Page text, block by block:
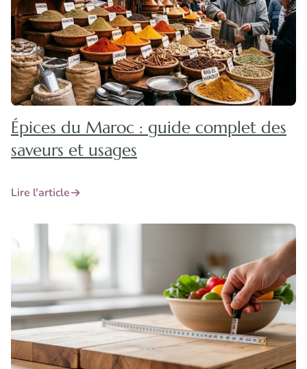
Épices du Maroc : guide complet des
saveurs et usages
Lire l'article